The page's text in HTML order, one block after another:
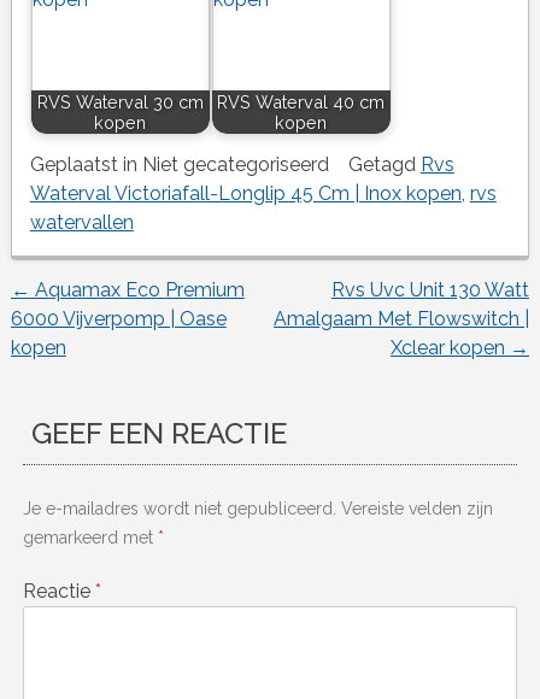
RVS Waterval 30 cm
kopen
RVS Waterval 40 cm
kopen
Geplaatst in Niet gecategoriseerd Getagd Rvs
Waterval Victoriafall-Longlip 45 Cm | Inox kopen, rvs
watervallen
Berichtnavigatie
← Aquamax Eco Premium
6000 Vijverpomp | Oase
kopen
Rvs Uvc Unit 130 Watt
Amalgaam Met Flowswitch |
Xclear kopen →
GEEF EEN REACTIE
Je e-mailadres wordt niet gepubliceerd. Vereiste velden zijn
gemarkeerd met *
Reactie *